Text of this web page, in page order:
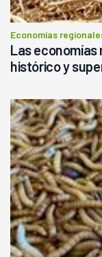
Economías
Las economías
histórico y